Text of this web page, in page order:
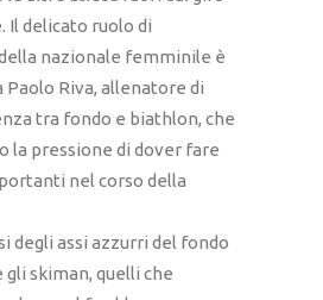
Il delicato ruolo di
nazionale femminile è
Riva, allenatore di
tra fondo e biathlon, che
la pressione di dover fare
nel corso della
degli assi azzurri del fondo
skiman, quelli che